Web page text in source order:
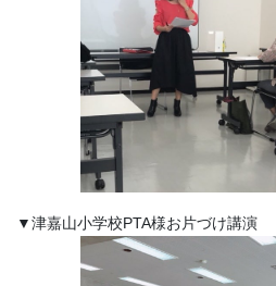
▼津嘉山小学校PTA様お片づけ講演